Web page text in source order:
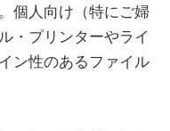
個人向け（特にご婦
・プリンターやライ
ン性のあるファイル